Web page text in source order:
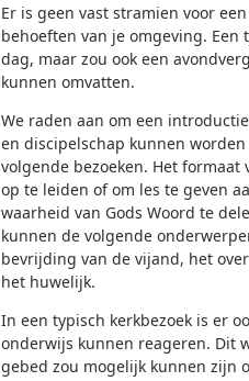
Er is geen vast stramien voor
behoeften van je omgeving. Een
dag, maar zou ook een
kunnen omvatten.
We raden aan om een
en discipelschap kunnen
volgende bezoeken. Het formaat
op te leiden of om les te geven
waarheid van Gods Woord te
kunnen de volgende
bevrijding van de vijand, het
het huwelijk.
In een typisch kerkbezoek is er
onderwijs kunnen reageren. Dit
gebed zou mogelijk kunnen zijn